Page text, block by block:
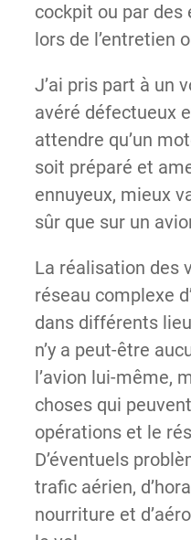
cockpit ou par
lors de l’entretien
J’ai pris part à un
avéré défectueux
attendre qu’un
soit préparé et
ennuyeux, mieux
sûr que sur un
La réalisation des
réseau complexe
dans différents
n’y a peut-être
l’avion lui-même,
choses qui
opérations et le
D’éventuels
trafic aérien,
nourriture et